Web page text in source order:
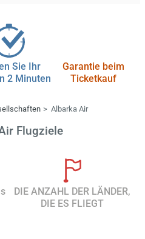
Sie Ihr
2 Minuten
Garantie beim
Ticketkauf
Albarka Air
Flugziele
DIE ANZAHL DER LÄNDER,
DIE ES FLIEGT